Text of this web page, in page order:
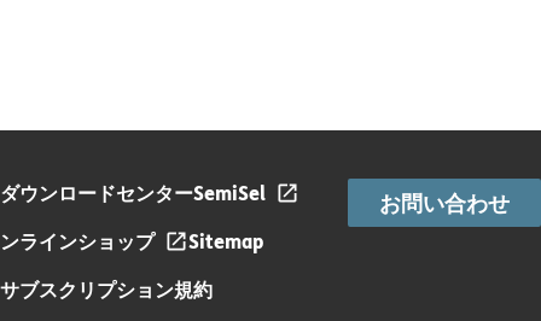
ダウンロードセンターSemiSel
ンラインショップ
Sitemap
サブスクリプション規約
お問い合わせ